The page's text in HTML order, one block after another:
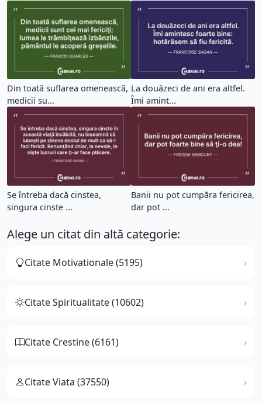
Din toată suflarea omenească,
medicii su...
La douăzeci de ani era altfel.
Îmi amint...
Se întreba dacă cinstea,
singura cinste ...
Banii nu pot cumpăra fericirea,
dar pot ...
Alege un citat din altă categorie:
Citate Motivationale (5195)
Citate Spiritualitate (10602)
Citate Crestine (6161)
Citate Viata (37550)